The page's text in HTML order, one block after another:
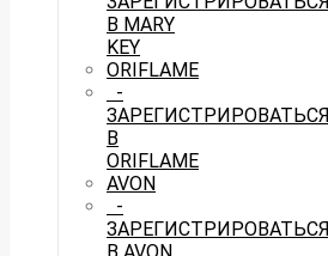
В MARY
KEY
ORIFLAME
-
ЗАРЕГИСТРИРОВАТЬСЯ
В
ORIFLAME
AVON
-
ЗАРЕГИСТРИРОВАТЬСЯ